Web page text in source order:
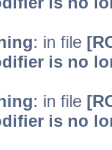
: in file
is no
: in file
is no